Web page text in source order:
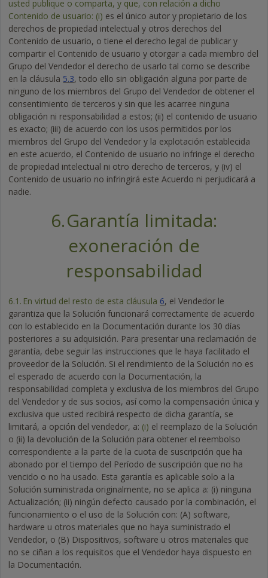
usted publique o comparta, y que, con relación a dicho
Contenido de usuario: (i) es el único autor y propietario de los
derechos de propiedad intelectual y otros derechos del
Contenido de usuario, o tiene el derecho legal de publicar y
compartir el Contenido de usuario y otorgar a cada miembro del
Grupo del Vendedor el derecho de usarlo tal como se describe
en la cláusula 5.3, todo ello sin obligación alguna por parte de
ninguno de los miembros del Grupo del Vendedor de obtener el
consentimiento de terceros y sin que les acarree ninguna
obligación ni responsabilidad a estos; (ii) el contenido de usuario
es exacto; (iii) de acuerdo con los usos permitidos por los
miembros del Grupo del Vendedor y la explotación establecida
en este acuerdo, el Contenido de usuario no infringe el derecho
de propiedad intelectual ni otro derecho de terceros, y (iv) el
Contenido de usuario no infringirá este Acuerdo ni perjudicará a
nadie.
6.Garantía limitada:
exoneración de
responsabilidad
6.1. En virtud del resto de esta cláusula 6, el Vendedor le
garantiza que la Solución funcionará correctamente de acuerdo
con lo establecido en la Documentación durante los 30 días
posteriores a su adquisición. Para presentar una reclamación de
garantía, debe seguir las instrucciones que le haya facilitado el
proveedor de la Solución. Si el rendimiento de la Solución no es
el esperado de acuerdo con la Documentación, la
responsabilidad completa y exclusiva de los miembros del Grupo
del Vendedor y de sus socios, así como la compensación única y
exclusiva que usted recibirá respecto de dicha garantía, se
limitará, a opción del vendedor, a: (i) el reemplazo de la Solución
o (ii) la devolución de la Solución para obtener el reembolso
correspondiente a la parte de la cuota de suscripción que ha
abonado por el tiempo del Período de suscripción que no ha
vencido o no ha usado. Esta garantía es aplicable solo a la
Solución suministrada originalmente, no se aplica a: (i) ninguna
Actualización; (ii) ningún defecto causado por la combinación, el
funcionamiento o el uso de la Solución con: (A) software,
hardware u otros materiales que no haya suministrado el
Vendedor, o (B) Dispositivos, software u otros materiales que
no se ciñan a los requisitos que el Vendedor haya dispuesto en
la Documentación.